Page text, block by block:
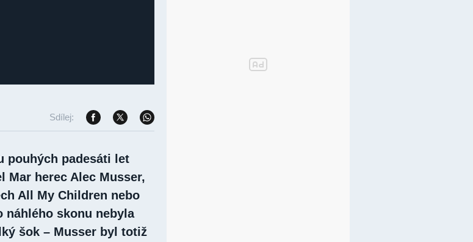
Sdílej:
pouhých padesáti let
Mar herec Alec Musser,
All My Children nebo
náhlého skonu nebyla
šok – Musser byl totiž